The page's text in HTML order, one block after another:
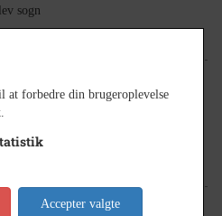
sogn
fem døtre i Fluebjerg, ca. år
Gelsted sogn
at forbedre din brugeroplevelse
Accepter valgte